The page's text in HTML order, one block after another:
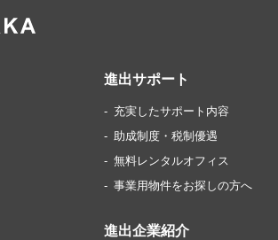
進出サポート
充実したサポート内容
助成制度・税制優遇
無料レンタルオフィス
事業用物件をお探しの方へ
進出企業紹介